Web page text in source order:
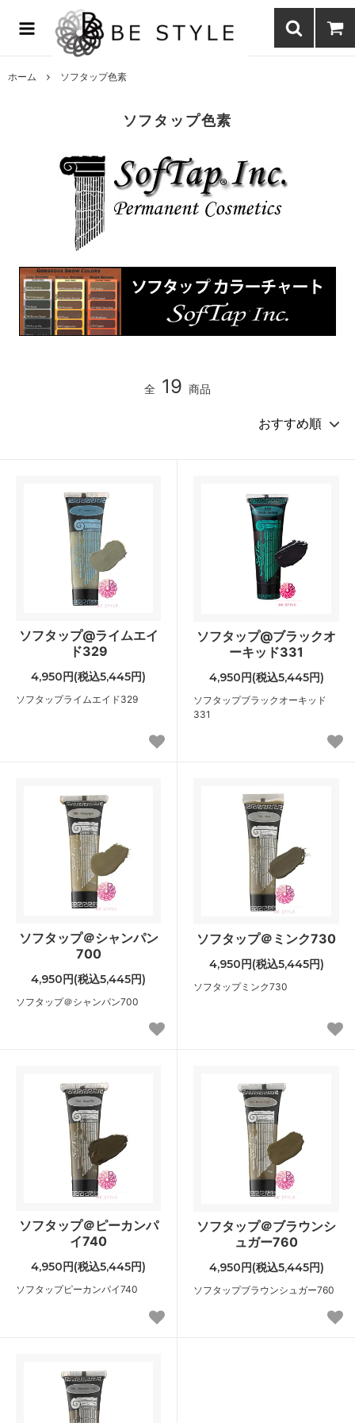
まつげエクステ商材の通販・まつげパーマ・ボディジュエリーなどまつ
げ商材・美容商材の通販｜BE STYLE beauty shop
ホーム ソフタップ色素
ソフタップ色素
全 19 商品
ソフタップ@ライムエイ
ド329
4,950円(税込5,445円)
ソフタップライムエイド329
ソフタップ@ブラックオ
ーキッド331
4,950円(税込5,445円)
ソフタップブラックオーキッド
331
ソフタップ＠シャンパン
700
4,950円(税込5,445円)
ソフタップ＠シャンパン700
ソフタップ＠ミンク730
4,950円(税込5,445円)
ソフタップミンク730
ソフタップ＠ピーカンパ
イ740
4,950円(税込5,445円)
ソフタップピーカンパイ740
ソフタップ＠ブラウンシ
ュガー760
4,950円(税込5,445円)
ソフタップブラウンシュガー760